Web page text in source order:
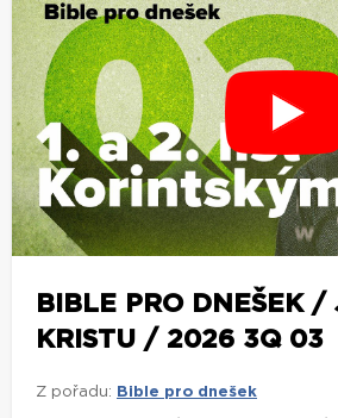
BIBLE PRO DNEŠEK /
KRISTU / 2026 3Q 03
Z pořadu: Bible pro dnešek